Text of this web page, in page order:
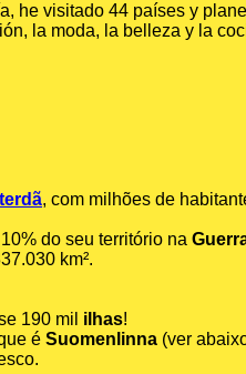
he visitado 44 países y
la moda, la belleza y la
, com milhões de
do seu território na
km².
190 mil ilhas!
é Suomenlinna (ver